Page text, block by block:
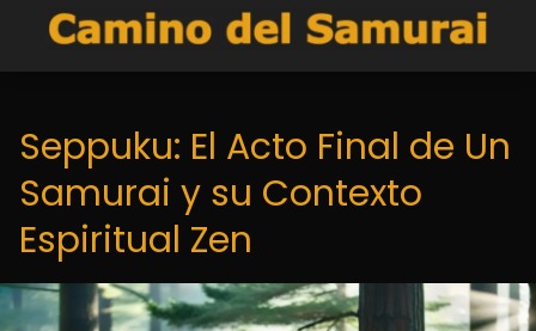
Seppuku: El Acto Final de Un
Samurai y su Contexto
Espiritual Zen